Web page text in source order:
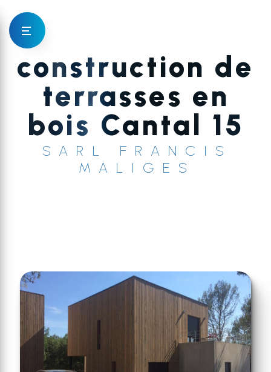
construction de
terrasses en
bois Cantal 15
SARL FRANCIS
MALIGES